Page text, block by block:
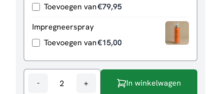
Toevoegen van€79,95
Impregneerspray
Toevoegen van€15,00
-
Eetkamerstoel
+ In winkelwagen